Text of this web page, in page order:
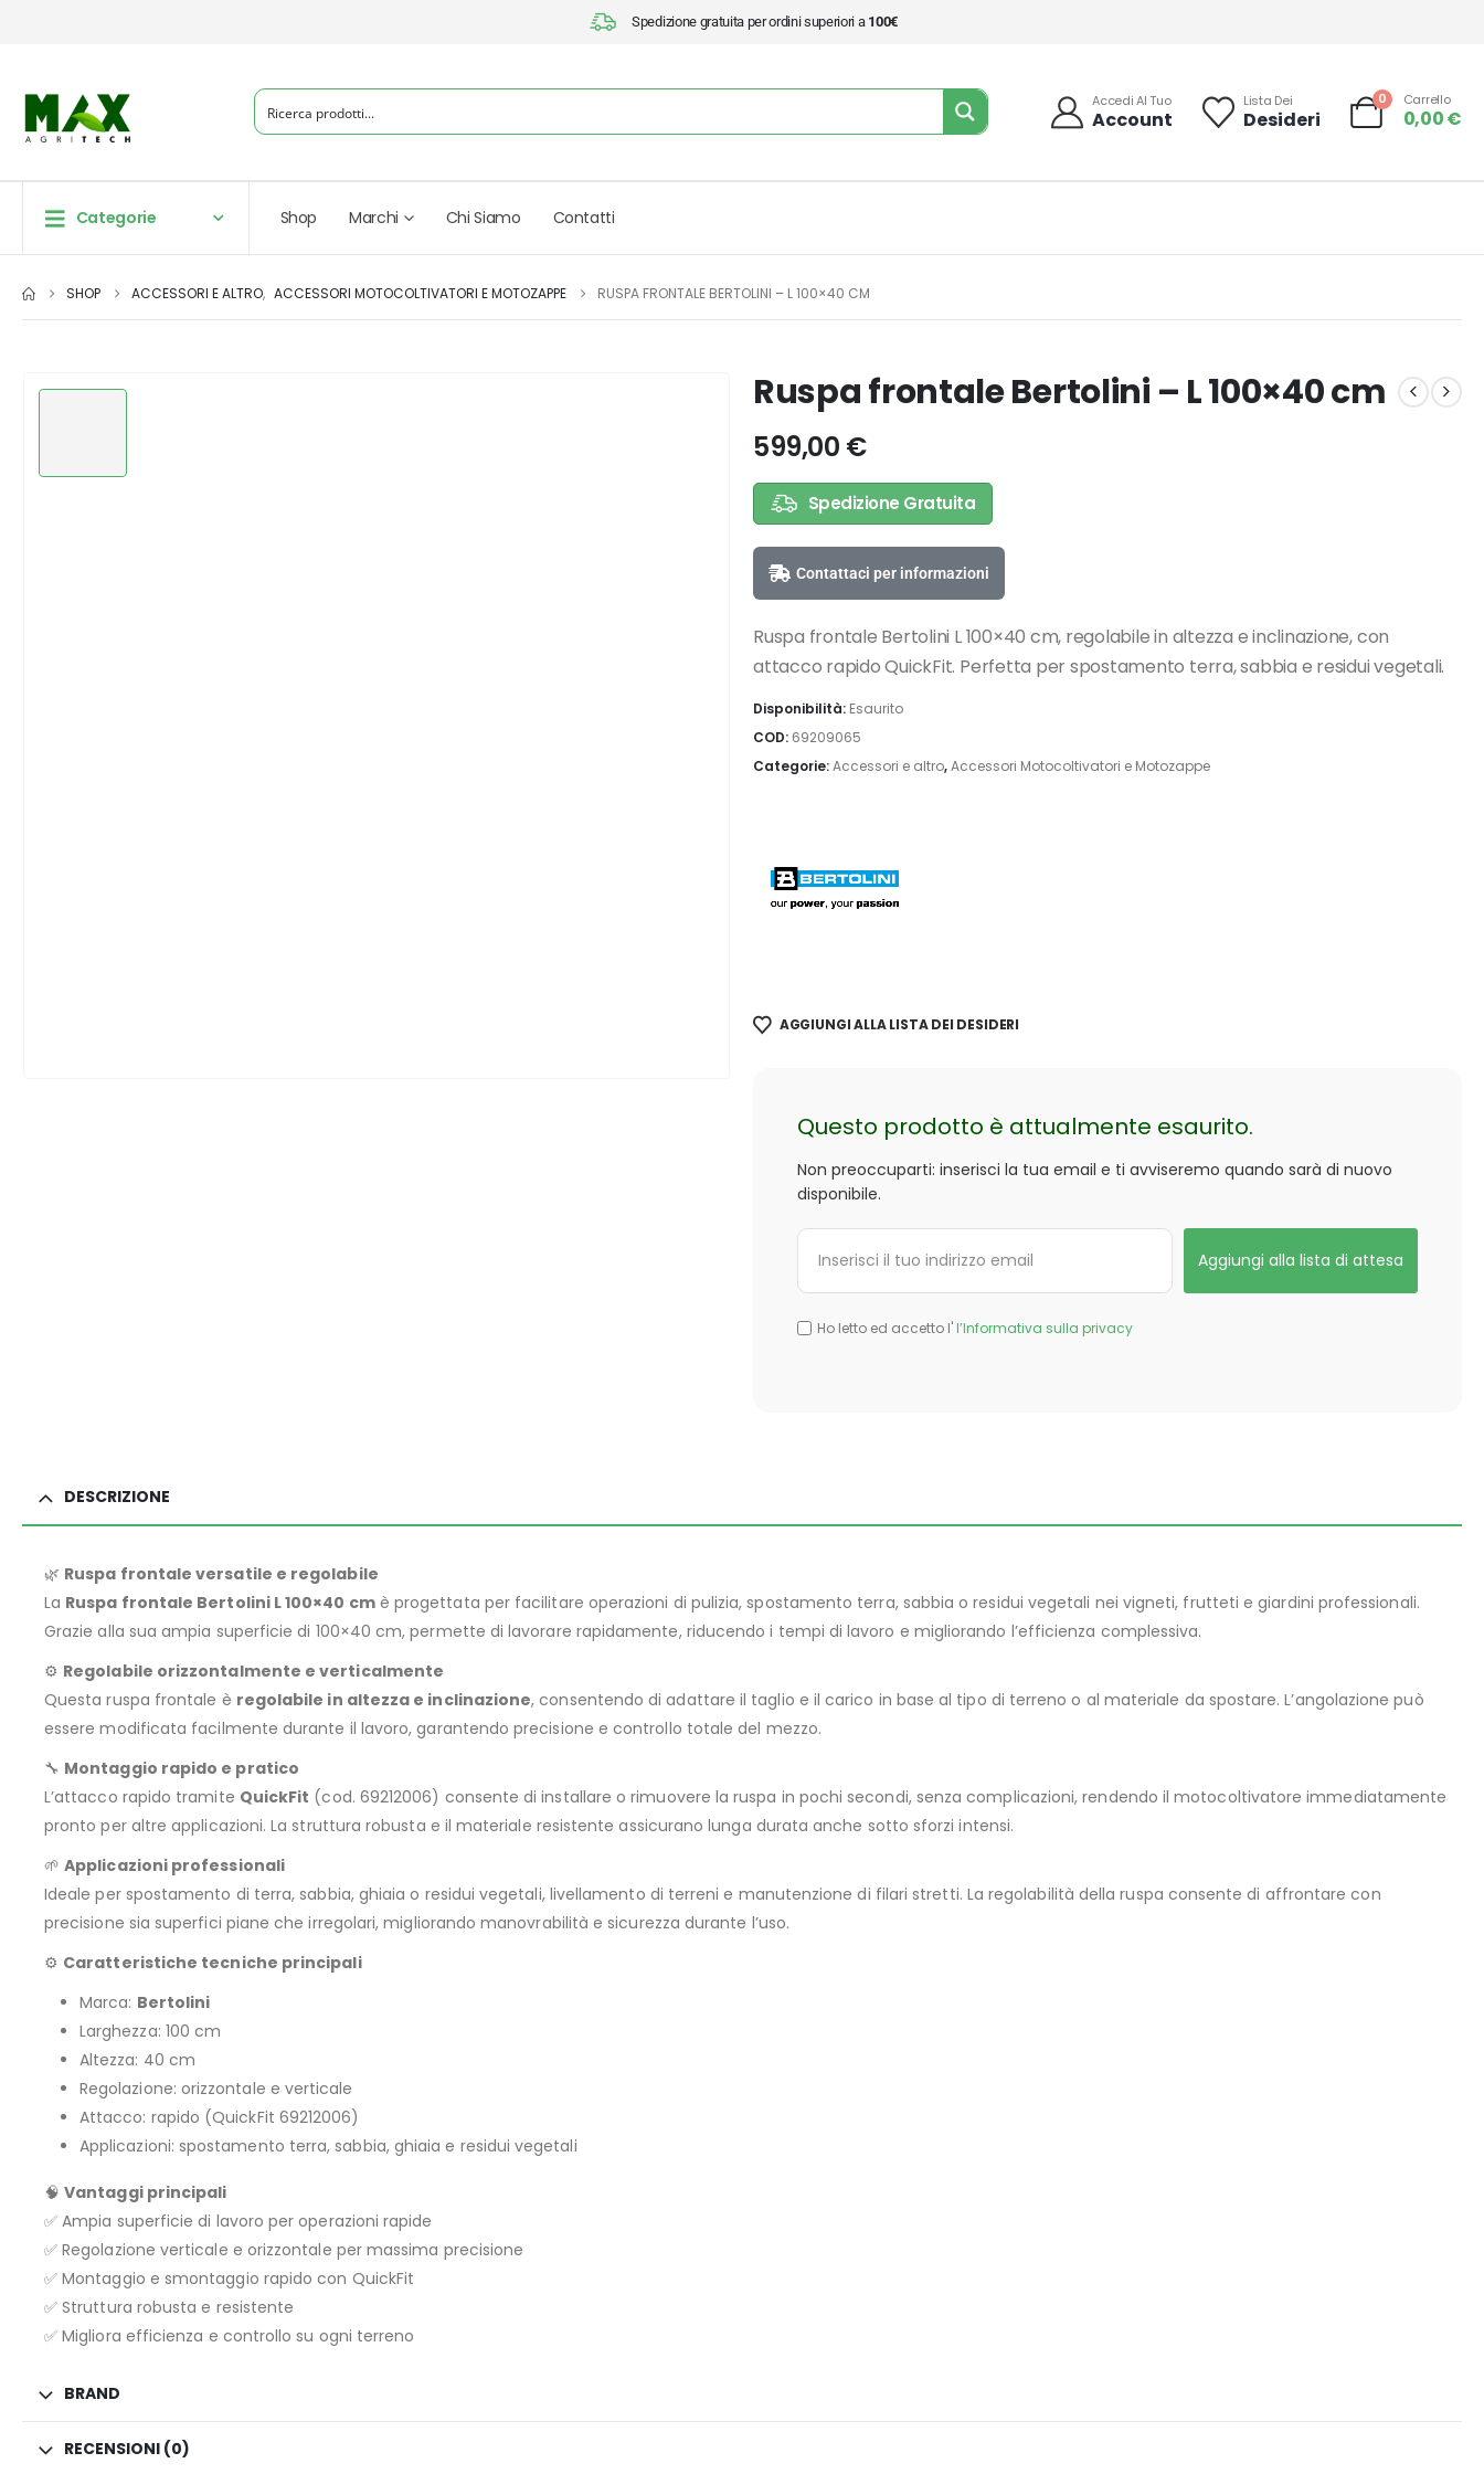
Spedizione gratuita per ordini superiori a 100€
Accedi Al Tuo
Account
Lista Dei
Desideri
0 Carrello
0,00€
Categorie Shop Marchi Chi Siamo Contatti
SHOP ACCESSORI E ALTRO, ACCESSORI MOTOCOLTIVATORI E MOTOZAPPE RUSPA FRONTALE BERTOLINI – L 100×40 CM
Ruspa frontale Bertolini – L 100×40 cm
599,00 €
Spedizione Gratuita
Contattaci per informazioni
Ruspa frontale Bertolini L 100×40 cm, regolabile in altezza e inclinazione, con
attacco rapido QuickFit. Perfetta per spostamento terra, sabbia e residui vegetali.
Disponibilità: Esaurito
COD: 69209065
Categorie:Accessori e altro,Accessori Motocoltivatori e Motozappe
AGGIUNGI ALLA LISTA DEI DESIDERI
Questo prodotto è attualmente esaurito.
Non preoccuparti: inserisci la tua email e ti avviseremo quando sarà di nuovo
disponibile.
Ho letto ed accetto l'l’Informativa sulla privacy
DESCRIZIONE
🌿 Ruspa frontale versatile e regolabile
La Ruspa frontale Bertolini L 100×40 cmè progettata per facilitare operazioni di pulizia, spostamento terra, sabbia o residui vegetali nei vigneti, frutteti e giardini professionali.
Grazie alla sua ampia superficie di 100×40 cm, permette di lavorare rapidamente, riducendo i tempi di lavoro e migliorando l’efficienza complessiva.
⚙️ Regolabile orizzontalmente e verticalmente
Questa ruspa frontale è regolabile in altezza e inclinazione, consentendo di adattare il taglio e il carico in base al tipo di terreno o al materiale da spostare. L’angolazione può
essere modificata facilmente durante il lavoro, garantendo precisione e controllo totale del mezzo.
🔧 Montaggio rapido e pratico
L’attacco rapido tramite QuickFit (cod. 69212006) consente di installare o rimuovere la ruspa in pochi secondi, senza complicazioni, rendendo il motocoltivatore immediatamente
pronto per altre applicazioni. La struttura robusta e il materiale resistente assicurano lunga durata anche sotto sforzi intensi.
🌱Applicazioni professionali
Ideale per spostamento di terra, sabbia, ghiaia o residui vegetali, livellamento di terreni e manutenzione di filari stretti. La regolabilità della ruspa consente di affrontare con
precisione sia superfici piane che irregolari, migliorando manovrabilità e sicurezza durante l’uso.
⚙️ Caratteristiche tecniche principali
Marca: Bertolini
Larghezza: 100 cm
Altezza: 40 cm
Regolazione: orizzontale e verticale
Attacco: rapido (QuickFit 69212006)
Applicazioni: spostamento terra, sabbia, ghiaia e residui vegetali
🧠Vantaggi principali
✅ Ampia superficie di lavoro per operazioni rapide
✅ Regolazione verticale e orizzontale per massima precisione
✅ Montaggio e smontaggio rapido con QuickFit
✅ Struttura robusta e resistente
✅ Migliora efficienza e controllo su ogni terreno
BRAND
RECENSIONI (0)